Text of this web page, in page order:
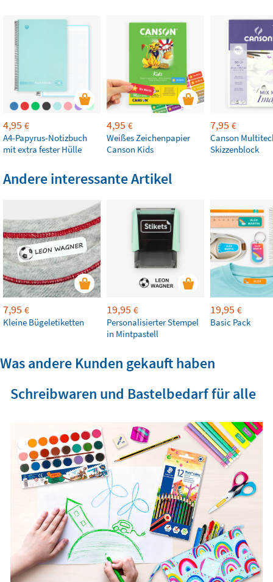
4,95 €
A4-Papyrus-Notizbuch
mit extra fester Hülle
4,95 €
Weißes Zeichenpapier
Canson Kids
7,95 €
Canson
Skizzenblock
Andere interessante Artikel
7,95 €
Kleine Bügeletiketten
19,95 €
Personalisierter Stempel
in Mintpastell
19,95 €
Basic Pack
Was andere Kunden gekauft haben
Schreibwaren und Bastelbedarf für alle